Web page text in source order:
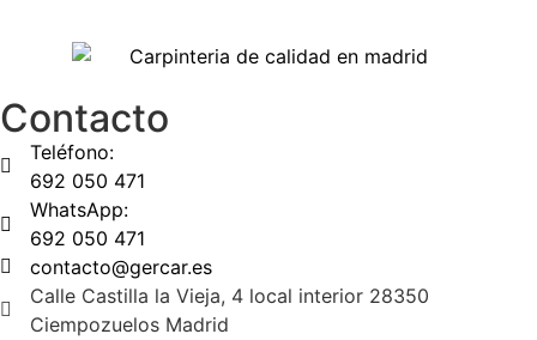
Contacto
Teléfono:
692 050 471
WhatsApp:
692 050 471
contacto@gercar.es
Calle Castilla la Vieja, 4 local interior 28350
Ciempozuelos Madrid